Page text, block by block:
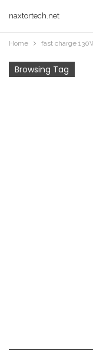
naxtortech.net
Home fast charge
Browsing Tag